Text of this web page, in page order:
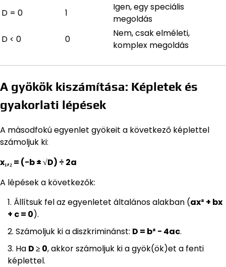
D = 0
1
Igen, egy speciális
megoldás
D < 0
0
Nem, csak elméleti,
komplex megoldás
A gyökök kiszámítása: Képletek és
gyakorlati lépések
A másodfokú egyenlet gyökeit a következő képlettel
számoljuk ki:
x₁,₂ = (−b ± √D) ÷ 2a
A lépések a következők:
Állítsuk fel az egyenletet általános alakban (ax² + bx
+ c = 0).
Számoljuk ki a diszkriminánst: D = b² − 4ac.
Ha D ≥ 0, akkor számoljuk ki a gyök(ök)et a fenti
képlettel.